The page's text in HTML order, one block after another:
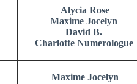
Alycia Rose
Maxime Jocelyn
David B.
Charlotte Numerologue
Maxime Jocelyn